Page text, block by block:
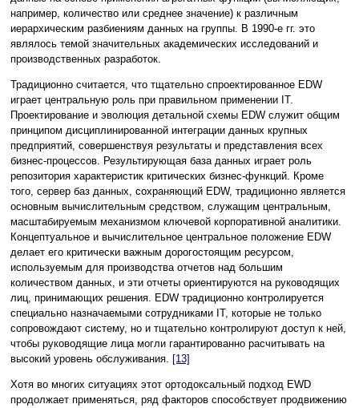
например, количество или среднее значение) к различным
иерархическим разбиениям данных на группы. В 1990-е гг. это
являлось темой значительных академических исследований и
производственных разработок.
Традиционно считается, что тщательно спроектированное EDW
играет центральную роль при правильном применении IT.
Проектирование и эволюция детальной схемы EDW служит общим
принципом дисциплинированной интеграции данных крупных
предприятий, совершенствуя результаты и представления всех
бизнес-процессов. Результирующая база данных играет роль
репозитория характеристик критических бизнес-функций. Кроме
того, сервер баз данных, сохраняющий EDW, традиционно является
основным вычислительным средством, служащим центральным,
масштабируемым механизмом ключевой корпоративной аналитики.
Концептуальное и вычислительное центральное положение EDW
делает его критически важным дорогостоящим ресурсом,
используемым для производства отчетов над большим
количеством данных, и эти отчеты ориентируются на руководящих
лиц, принимающих решения. EDW традиционно контролируется
специально назначаемыми сотрудниками IT, которые не только
сопровождают систему, но и тщательно контролируют доступ к ней,
чтобы руководящие лица могли гарантированно расчитывать на
высокий уровень обслуживания. [13]
Хотя во многих ситуациях этот ортодоксальный подход EWD
продолжает применяться, ряд факторов способствует продвижению